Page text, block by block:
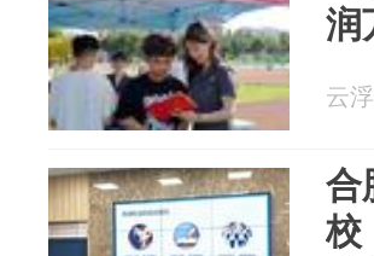
润
云
合
校